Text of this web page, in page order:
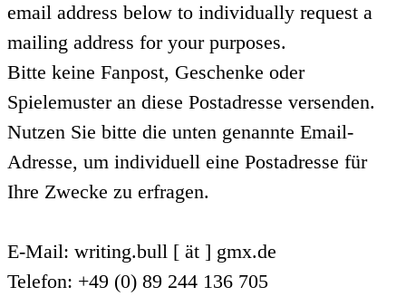
email address below to individually request a
mailing address for your purposes.
Bitte keine Fanpost, Geschenke oder
Spielemuster an diese Postadresse versenden.
Nutzen Sie bitte die unten genannte Email-
Adresse, um individuell eine Postadresse für
Ihre Zwecke zu erfragen.
E-Mail: writing.bull [ ät ] gmx.de
Telefon: +49 (0) 89 244 136 705